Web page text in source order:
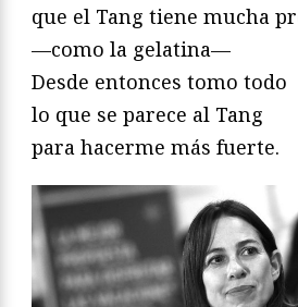
que el Tang tiene mucha
—como la gelatina—
Desde entonces tomo todo
lo que se parece al Tang
para hacerme más fuerte.